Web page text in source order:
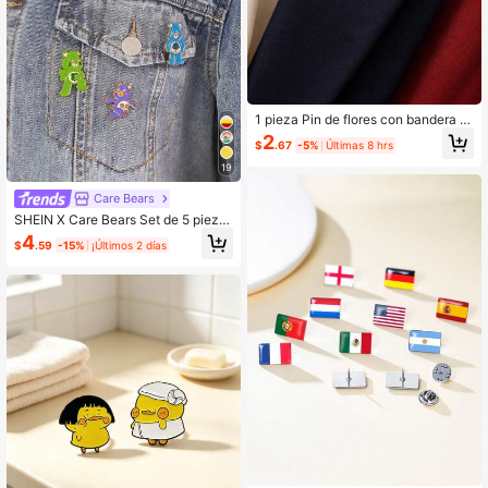
19
Care Bears
SHEIN X Care Bears Set de 5 pieza
s de broches de solapa con diseño
de osos de dibujos animados
$4.59 -15% ¡Últimos 2 días
1 pieza Pin de flores con bandera c
on diamantes del Día de la Indepen
dencia de Estados Unidos 1776 - 2
$2.67 -5% Últimas 8 hrs